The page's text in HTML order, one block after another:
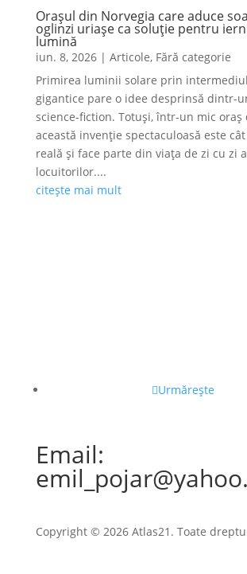
Orașul din Norvegia care aduce
oglinzi uriașe ca soluție pentru
lumină
iun. 8, 2026| Articole, Fără categorie
Primirea luminii solare prin
gigantice pare o idee desprinsă dintr-
science-fiction. Totuși, într-un mic oraș
această invenție spectaculoasă este
reală și face parte din viața de zi cu zi a
locuitorilor....
citește mai mult
Urmărește
Email:
Copyright © 2026 Atlas21. Toate